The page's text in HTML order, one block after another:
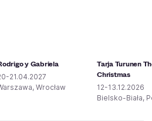
y Gabriela
21.04.2027
Wrocław
Tarja Turunen
Christmas
12-13.12.2026
Bielsko-Biała,